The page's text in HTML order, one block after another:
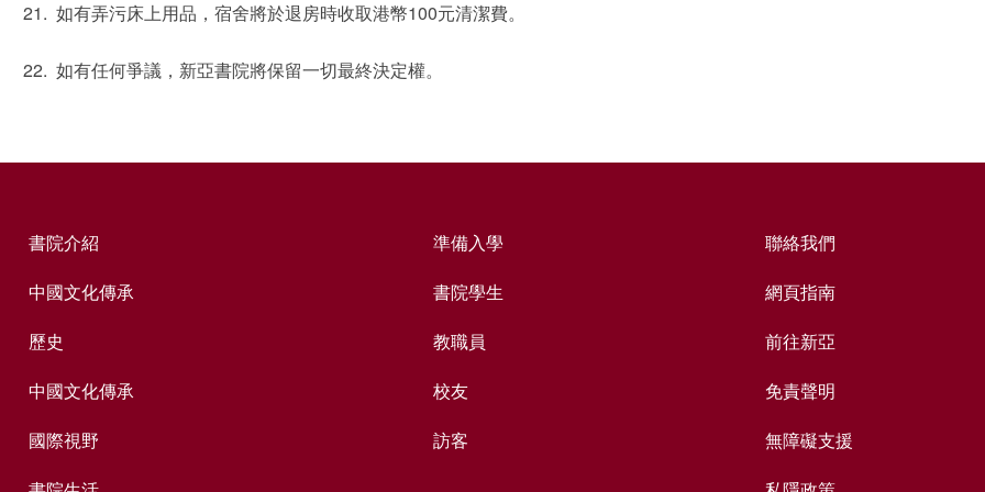
如有弄污床上用品，宿舍將於退房時收取港幣100元清潔費。
如有任何爭議，新亞書院將保留一切最終決定權。
書院介紹
中國文化傳承
歷史
中國文化傳承
國際視野
準備入學
書院學生
教職員
校友
訪客
聯絡我們
網頁指南
前往新亞
免責聲明
無障礙支援